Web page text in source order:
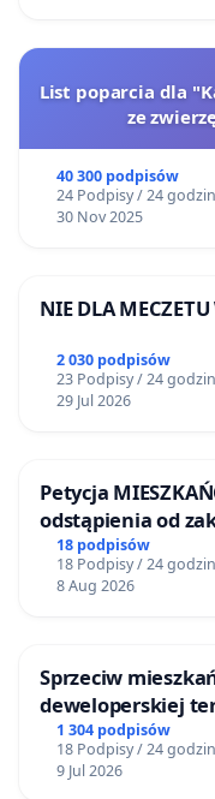
List poparcia dla
ze
40 300 podpisów
24 Podpisy / 24 godzin
30 Nov 2025
NIE DLA
2 030 podpisów
23 Podpisy / 24 godzin
29 Jul 2026
Petycja
odstąpienia od
nieruchomości
18 podpisów
18 Podpisy / 24 godzin
8 Aug 2026
Sprzeciw
deweloperskiej
Bulwarów
1 304 podpisów
18 Podpisy / 24 godzin
9 Jul 2026